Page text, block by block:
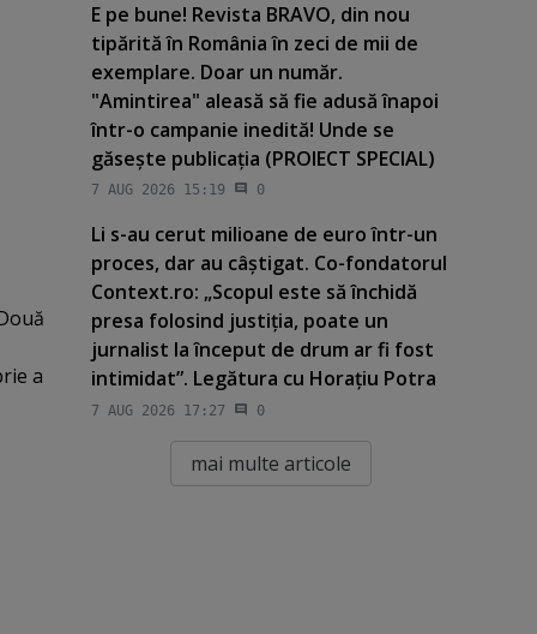
a
E pe bune! Revista BRAVO, din nou
tipărită în România în zeci de mii de
exemplare. Doar un număr.
"Amintirea" aleasă să fie adusă înapoi
într-o campanie inedită! Unde se
găseşte publicaţia (PROIECT SPECIAL)
7 AUG 2026 15:19 0
Li s-au cerut milioane de euro într-un
proces, dar au câştigat. Co-fondatorul
Context.ro: „Scopul este să închidă
presa folosind justiţia, poate un
jurnalist la început de drum ar fi fost
intimidat”. Legătura cu Horaţiu Potra
7 AUG 2026 17:27 0
mai multe articole